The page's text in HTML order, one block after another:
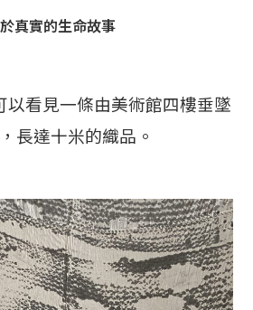
真實的生命故事
以看見一條由美術館四樓垂墜
長達十米的織品。